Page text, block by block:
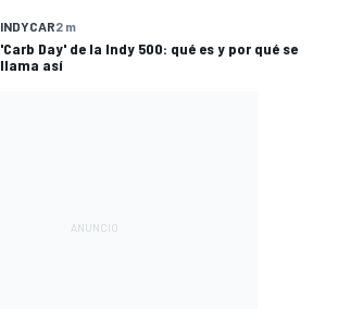
INDYCAR2 m
'Carb Day' de la Indy 500: qué es y por qué se
llama así